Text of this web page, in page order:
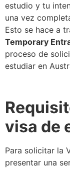
estudio y tu
una vez
Esto se hace a
Temporary
proceso de
estudiar en
visa de
Para solicitar la
presentar una